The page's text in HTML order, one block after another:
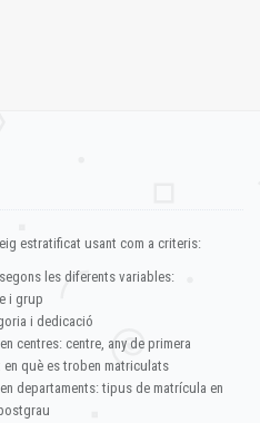
estratificat usant com a criteris:
les diferents variables:
i grup
i dedicació
centres: centre, any de primera
què es troben matriculats
departaments: tipus de matrícula en